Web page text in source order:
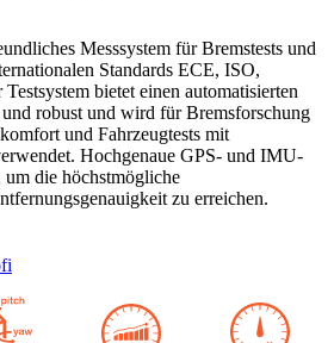
Messsystem für Bremstests und
Standards ECE, ISO,
bietet einen automatisierten
robust und wird für Bremsforschung
und Fahrzeugtests mit
Hochgenaue GPS- und IMU-
die höchstmögliche
zu erreichen.